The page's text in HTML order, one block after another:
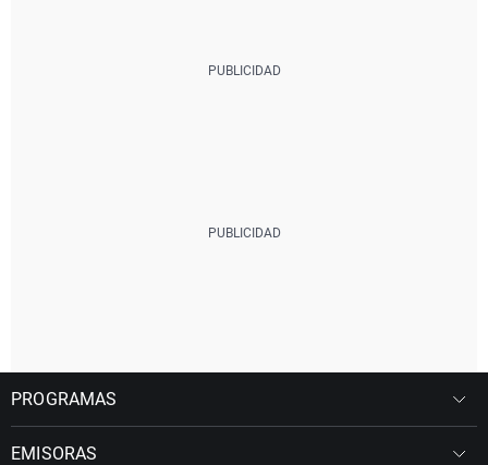
PROGRAMAS
EMISORAS